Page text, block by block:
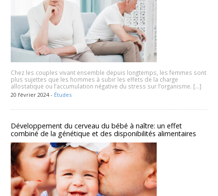
Chez les couples vivant ensemble depuis longtemps, les femmes sont
plus sujettes que les hommes à subir les effets de la charge
allostatique ou l’accumulation négative du stress sur l’organisme. […]
20 février 2024 - Études
Développement du cerveau du bébé à naître: un effet
combiné de la génétique et des disponibilités alimentaires